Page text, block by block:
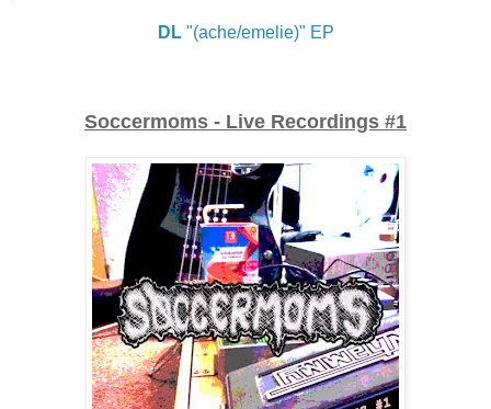
DL"(ache/emelie)" EP
Soccermoms - Live Recordings #1